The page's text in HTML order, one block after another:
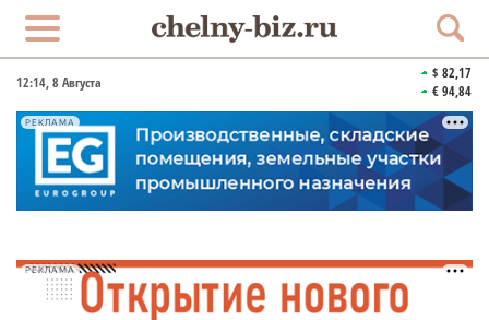
12:14, 8 Августа
$ 82,17
€ 94,84
РЕКЛАМА
РЕКЛАМА